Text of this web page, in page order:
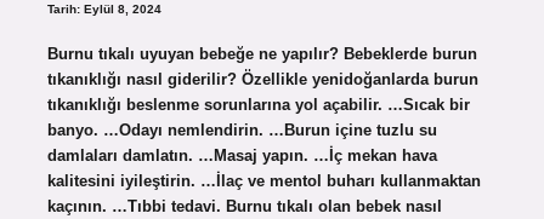
Tarih: Eylül 8, 2024
Burnu tıkalı uyuyan bebeğe ne yapılır? Bebeklerde burun
tıkanıklığı nasıl giderilir? Özellikle yenidoğanlarda burun
tıkanıklığı beslenme sorunlarına yol açabilir. …Sıcak bir
banyo. …Odayı nemlendirin. …Burun içine tuzlu su
damlaları damlatın. …Masaj yapın. …İç mekan hava
kalitesini iyileştirin. …İlaç ve mentol buharı kullanmaktan
kaçının. …Tıbbi tedavi. Burnu tıkalı olan bebek nasıl